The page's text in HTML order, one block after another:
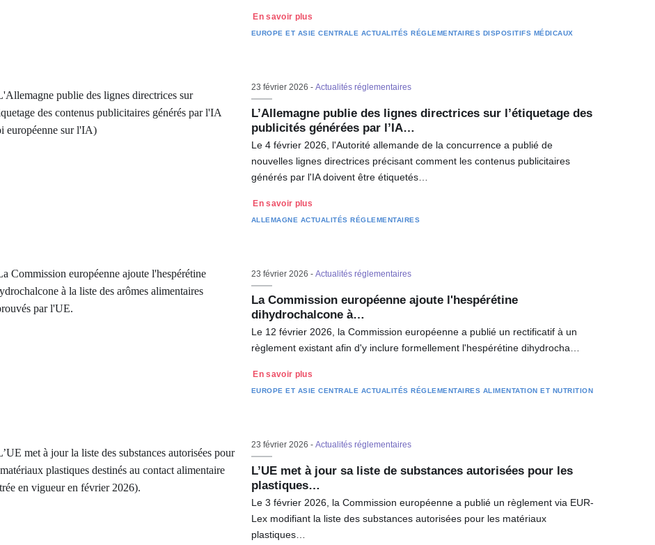
En savoir plus
EUROPE ET ASIE CENTRALE ACTUALITÉS RÉGLEMENTAIRES DISPOSITIFS MÉDICAUX
23 février 2026 - Actualités réglementaires
L’Allemagne publie des lignes directrices sur l’étiquetage des
publicités générées par l’IA…
Le 4 février 2026, l'Autorité allemande de la concurrence a publié de
nouvelles lignes directrices précisant comment les contenus publicitaires
générés par l'IA doivent être étiquetés…
En savoir plus
ALLEMAGNE ACTUALITÉS RÉGLEMENTAIRES
23 février 2026 - Actualités réglementaires
La Commission européenne ajoute l'hespérétine
dihydrochalcone à…
Le 12 février 2026, la Commission européenne a publié un rectificatif à un
règlement existant afin d'y inclure formellement l'hespérétine dihydrocha…
En savoir plus
EUROPE ET ASIE CENTRALE ACTUALITÉS RÉGLEMENTAIRES ALIMENTATION ET NUTRITION
23 février 2026 - Actualités réglementaires
L’UE met à jour sa liste de substances autorisées pour les
plastiques…
Le 3 février 2026, la Commission européenne a publié un règlement via EUR-
Lex modifiant la liste des substances autorisées pour les matériaux
plastiques…